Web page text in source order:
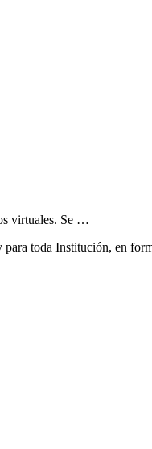
virtuales. Se …
toda Institución, en